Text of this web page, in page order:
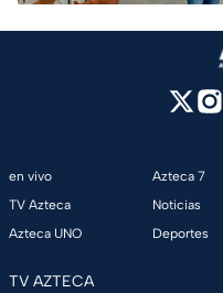
en vivo
TV Azteca
Azteca UNO
Azteca 7
Noticias
Deportes
TV AZTECA